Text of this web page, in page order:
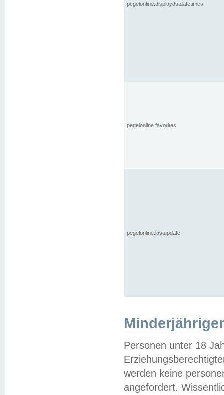
pegelonline.displaydstdatetimes
pegelonline.favorites
pegelonline.lastupdate
Personen unter 18
werden keine
angefordert.